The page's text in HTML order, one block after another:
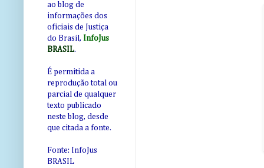
ao blog de
informações dos
oficiais de Justiça
do Brasil, InfoJus
BRASIL.
É permitida a
reprodução total ou
parcial de qualquer
texto publicado
neste blog, desde
que citada a fonte.
Fonte: InfoJus
BRASIL